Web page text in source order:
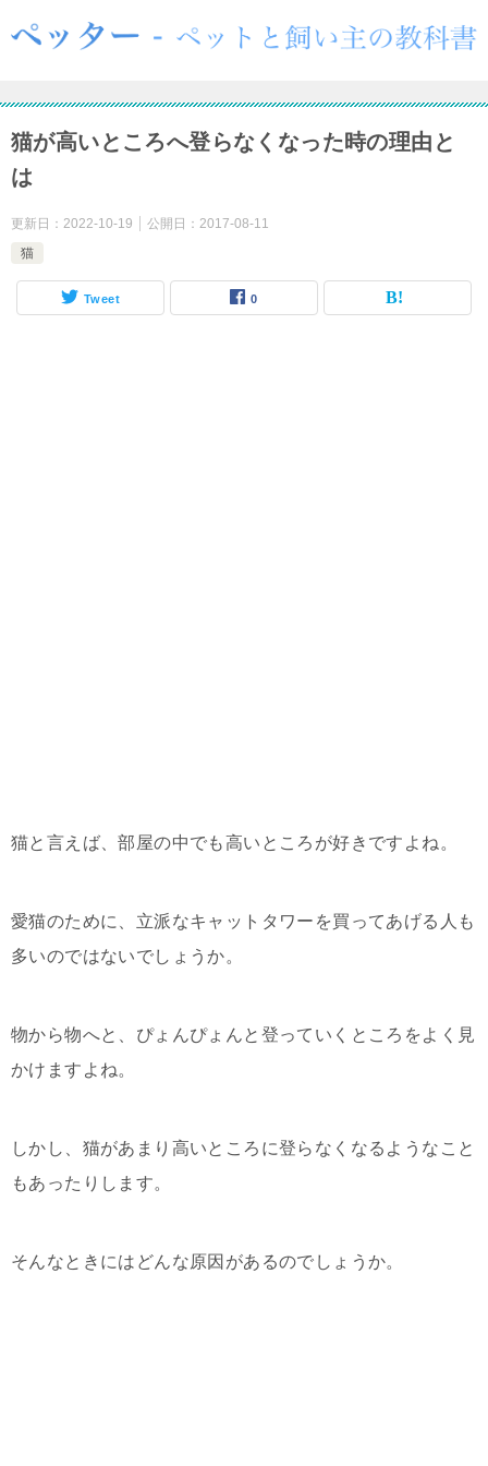
猫が高いところへ登らなくなった時の理由と
は
更新日： 2022-10-19 公開日： 2017-08-11
猫
Tweet 0
猫と言えば、部屋の中でも高いところが好きですよね。
愛猫のために、立派なキャットタワーを買ってあげる人も
多いのではないでしょうか。
物から物へと、ぴょんぴょんと登っていくところをよく見
かけますよね。
しかし、猫があまり高いところに登らなくなるようなこと
もあったりします。
そんなときにはどんな原因があるのでしょうか。